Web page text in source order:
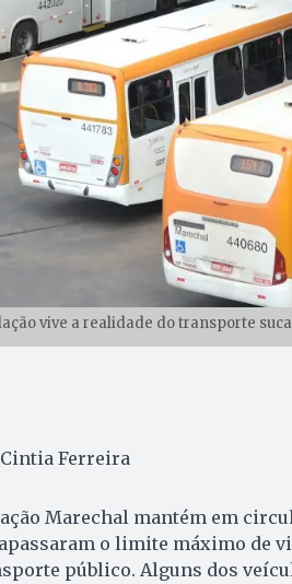
vive a realidade do transporte
Ferreira
Marechal mantém em
o limite máximo de
público. Alguns dos